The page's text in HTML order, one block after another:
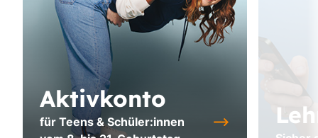
Aktivkonto
für Teens & Schüler:innen